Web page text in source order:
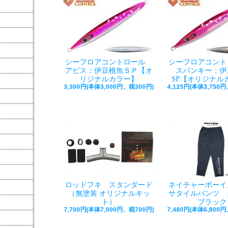
シーフロアコントロール
アビス：伊豆根魚ＳＰ【オ
リジナルカラー】
3,300円(本体3,000円、税300円)
シーフロアコン
スパンキー：
SP【オリジナル
4,125円(本体3,750円
ロッドフキ スタンダード
（無塗装 オリジナルキッ
ト）
7,700円(本体7,000円、税700円)
ネイチャーボー
サタイルパンツ
ブラック
7,480円(本体6,800円